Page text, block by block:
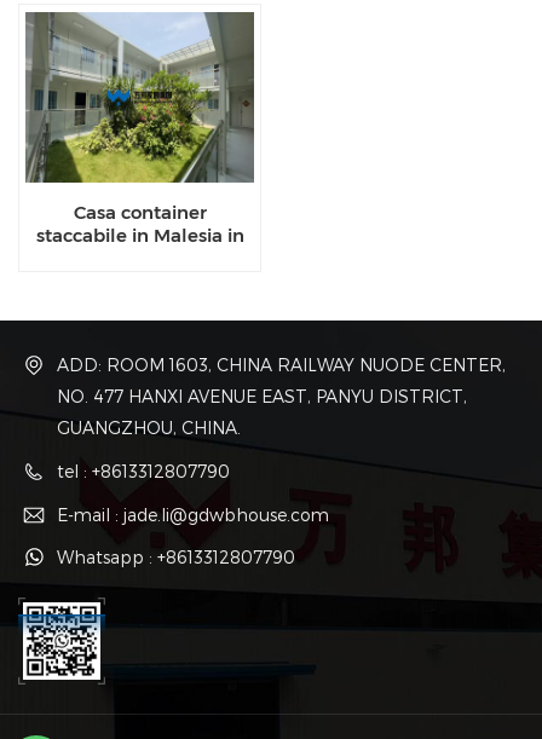
Casa container
staccabile in Malesia in
ADD: ROOM 1603, CHINA RAILWAY NUODE CENTER,
NO. 477 HANXI AVENUE EAST, PANYU DISTRICT,
GUANGZHOU, CHINA.
tel : +8613312807790
E-mail : jade.li@gdwbhouse.com
Whatsapp : +8613312807790